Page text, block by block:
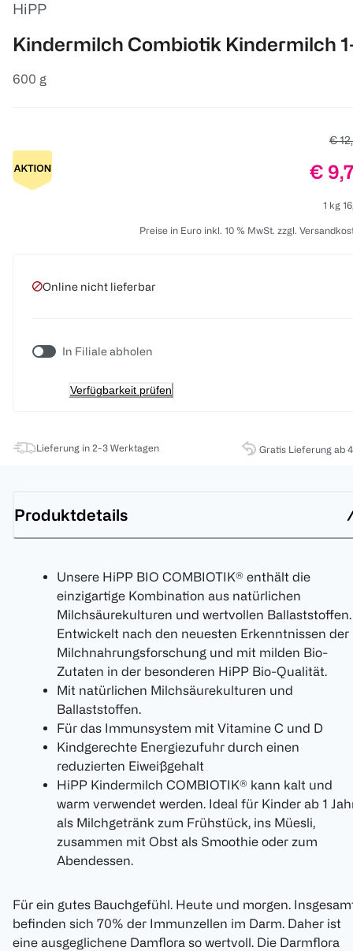
HiPP
Kindermilch Combiotik Kindermilch
600 g
€
€
1 kg
Preise in Euro inkl. 10 % MwSt. zzgl.
Online nicht lieferbar
In Filiale abholen
Verfügbarkeit prüfen
Lieferung in 2-3 Werktagen Gratis Lieferung ab
Produktdetails
Unsere HiPP BIO COMBIOTIK® enthält die
einzigartige Kombination aus natürlichen
Milchsäurekulturen und wertvollen Ballaststoffen.
Entwickelt nach den neuesten Erkenntnissen der
Milchnahrungsforschung und mit milden Bio-
Zutaten in der besonderen HiPP Bio-Qualität.
Mit natürlichen Milchsäurekulturen und
Ballaststoffen.
Für das Immunsystem mit Vitamine C und D
Kindgerechte Energiezufuhr durch einen
reduzierten Eiweißgehalt
HiPP Kindermilch COMBIOTIK® kann kalt und
warm verwendet werden. Ideal für Kinder ab 1
als Milchgetränk zum Frühstück, ins Müesli,
zusammen mit Obst als Smoothie oder zum
Abendessen.
Für ein gutes Bauchgefühl. Heute und morgen.
befinden sich 70% der Immunzellen im Darm. Daher ist
eine ausgeglichene Damflora so wertvoll. Die Darmflora